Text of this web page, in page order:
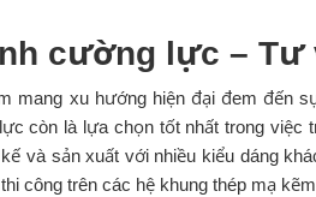
cường lực – Tư
mang xu hướng hiện đại đem đến
còn là lựa chọn tốt nhất trong việc
và sản xuất với nhiều kiểu dáng
công trên các hệ khung thép mạ